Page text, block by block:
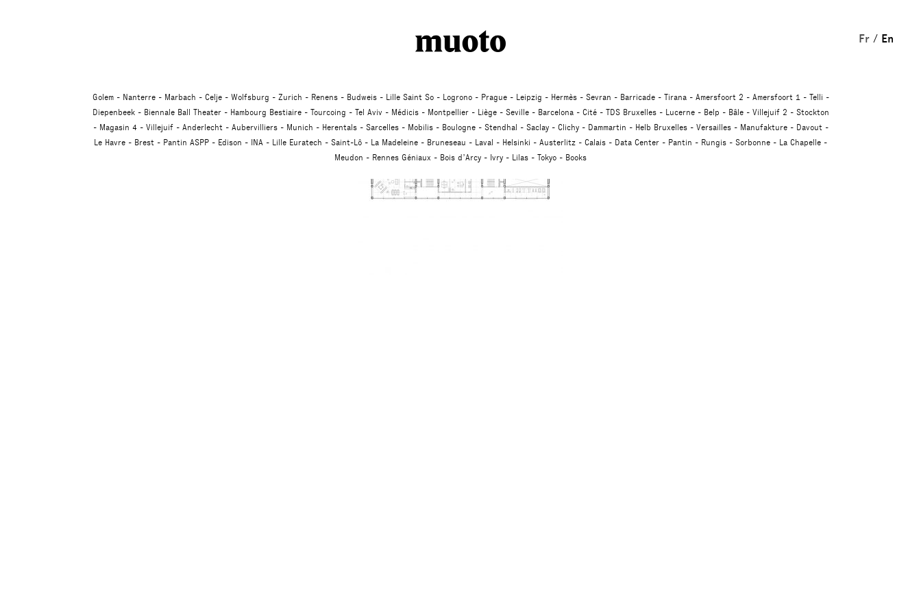
Studio Fr En
Golem Nanterre Marbach Celje Wolfsburg Zurich Renens Budweis Lille Saint So Logrono Prague Leipzig Hermès Sevran Barricade Tirana Amersfoort 2 Amersfoort 1
Telli
Diepenbeek
Biennale Ball Theater Hambourg Bestiaire Tourcoing Tel Aviv Médicis Montpellier Liège Seville Barcelona Cité TDS Bruxelles Lucerne Belp Bâle Villejuif 2
Stockton
Magasin 4
Villejuif Anderlecht Aubervilliers Munich Herentals Sarcelles Mobilis Boulogne Stendhal Saclay Clichy Dammartin Helb Bruxelles Versailles Manufakture
Davout
Le Havre
Brest Pantin ASPP Edison INA Lille Euratech Saint-Lô La Madeleine Bruneseau Laval Helsinki Austerlitz Calais Data Center Pantin Rungis Sorbonne
La Chapelle
Meudon
Rennes Géniaux Bois d’Arcy Ivry Lilas Tokyo Books